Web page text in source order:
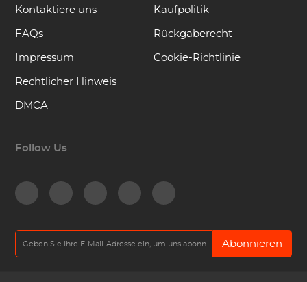
Kontaktiere uns
FAQs
Impressum
Rechtlicher Hinweis
DMCA
Kaufpolitik
Rückgaberecht
Cookie-Richtlinie
Follow Us
Abonnieren